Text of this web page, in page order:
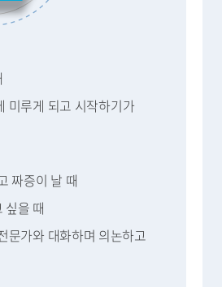
미루게 되고 시작하기가
짜증이 날 때
싶을 때
문가와 대화하며 의논하고